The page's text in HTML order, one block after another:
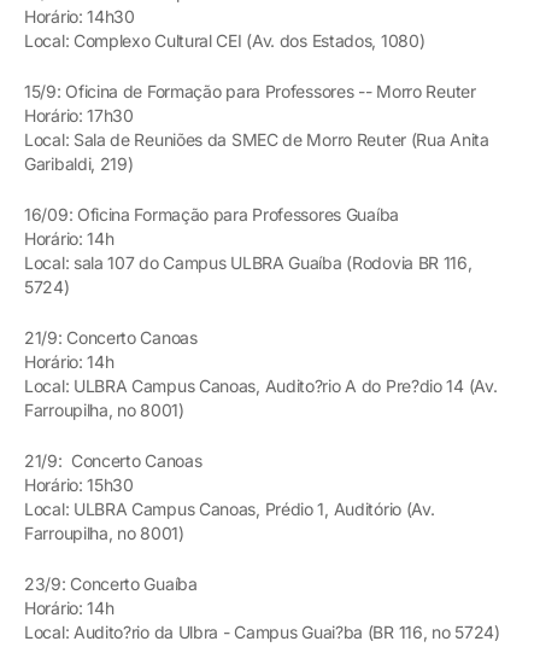
Horário: 14h30
Local: Complexo Cultural CEI (Av. dos Estados, 1080)
15/9: Oficina de Formação para Professores -- Morro Reuter
Horário: 17h30
Local: Sala de Reuniões da SMEC de Morro Reuter (Rua Anita
Garibaldi, 219)
16/09: Oficina Formação para Professores Guaíba
Horário: 14h
Local: sala 107 do Campus ULBRA Guaíba (Rodovia BR 116,
5724)
21/9: Concerto Canoas
Horário: 14h
Local: ULBRA Campus Canoas, Audito?rio A do Pre?dio 14 (Av.
Farroupilha, no 8001)
21/9: Concerto Canoas
Horário: 15h30
Local: ULBRA Campus Canoas, Prédio 1, Auditório (Av.
Farroupilha, no 8001)
23/9: Concerto Guaíba
Horário: 14h
Local: Audito?rio da Ulbra - Campus Guai?ba (BR 116, no 5724)